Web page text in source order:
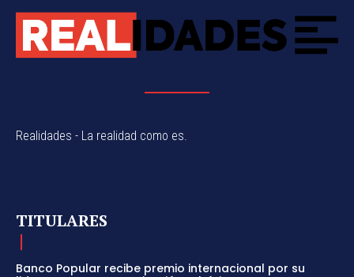
Realidades - La realidad como es.
TITULARES
Banco Popular recibe premio internacional por su